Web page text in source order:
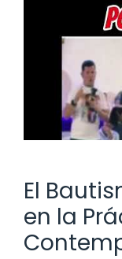
El
en la